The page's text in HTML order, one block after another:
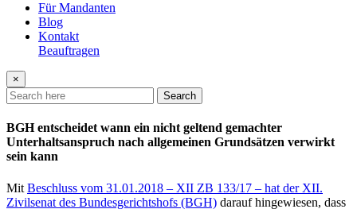
Für Mandanten
Blog
Kontakt
Beauftragen
×
Search
BGH entscheidet wann ein nicht geltend gemachter
Unterhaltsanspruch nach allgemeinen Grundsätzen verwirkt
sein kann
Mit Beschluss vom 31.01.2018 – XII ZB 133/17 – hat der XII.
Zivilsenat des Bundesgerichtshofs (BGH) darauf hingewiesen, dass